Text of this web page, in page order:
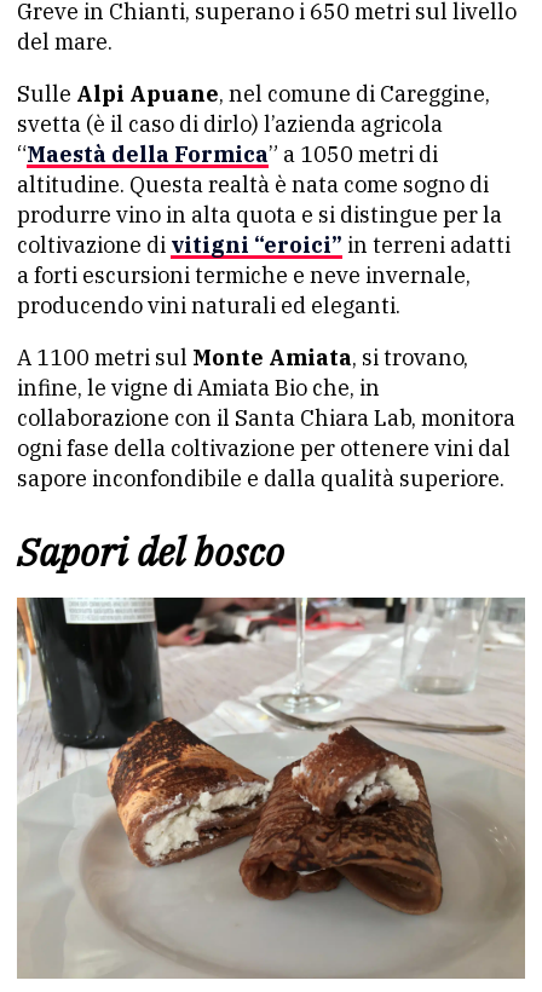
Greve in Chianti, superano i 650 metri sul livello
del mare.
Sulle Alpi Apuane, nel comune di Careggine,
svetta (è il caso di dirlo) l’azienda agricola
“Maestà della Formica” a 1050 metri di
altitudine. Questa realtà è nata come sogno di
produrre vino in alta quota e si distingue per la
coltivazione di vitigni “eroici” in terreni adatti
a forti escursioni termiche e neve invernale,
producendo vini naturali ed eleganti.
A 1100 metri sul Monte Amiata, si trovano,
infine, le vigne di Amiata Bio che, in
collaborazione con il Santa Chiara Lab, monitora
ogni fase della coltivazione per ottenere vini dal
sapore inconfondibile e dalla qualità superiore.
Sapori del bosco